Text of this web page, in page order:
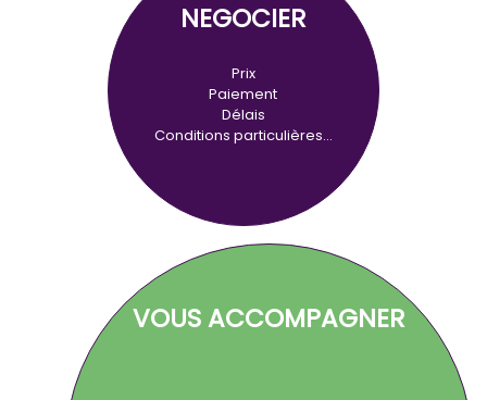
NEGOCIER
Prix
Paiement
Délais
Conditions particulières…
VOUS ACCOMPAGNER